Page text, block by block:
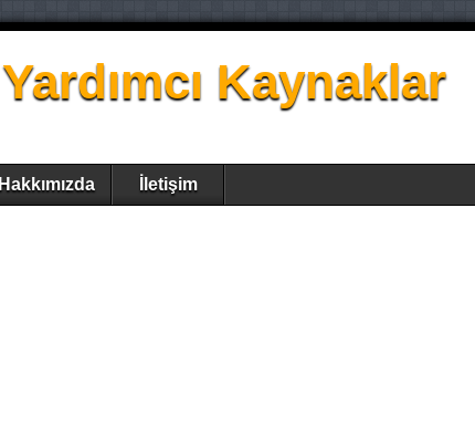
Yardımcı Kaynaklar
Hakkımızda İletişim